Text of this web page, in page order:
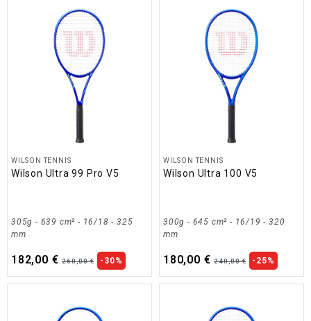
WILSON TENNIS
Wilson Ultra 99 Pro V5
305g - 639 cm² - 16/18 - 325
mm
182,00 € 260,00 € -30%
WILSON TENNIS
Wilson Ultra 100 V5
300g - 645 cm² - 16/19 - 320
mm
180,00 € 240,00 € -25%